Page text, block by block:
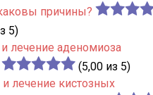
причины?
5)
лечение аденомиоза
(5,00 из 5)
лечение кистозных